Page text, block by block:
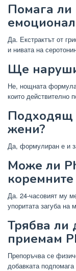
Помага ли
Да. Екстрактът от
и нивата на
Ще
Не, нощната
които действително
Подходящ
жени?
Да, формулиран е и
Може ли
Да. 24-часовият му
упоритата загуба на
Трябва ли
приемам
Препоръчва се
добавката